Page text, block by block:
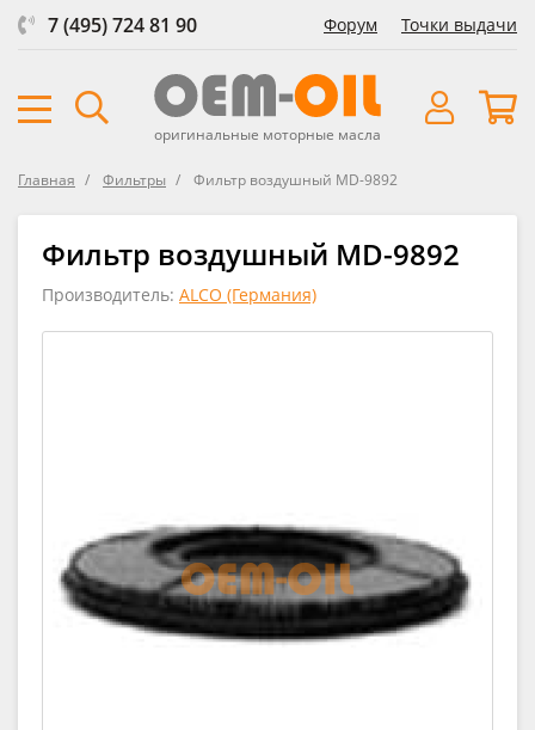
7 (495) 724 81 90 Форум Точки выдачи
оригинальные моторные масла
Главная Фильтры Фильтр воздушный MD-9892
Фильтр воздушный MD-9892
Производитель: ALCO (Германия)